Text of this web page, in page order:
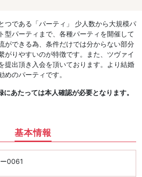
つである「パーティ」 少人数から大規模パ
型パーティまで、各種パーティを開催して
ができる為、条件だけでは分からない部分
がりやすいのが特徴です。また、ツヴァイ
提出頂き入会を頂いております。より結婚
めのパーティです。
あたっては本人確認が必要となります。
基本情報
0061